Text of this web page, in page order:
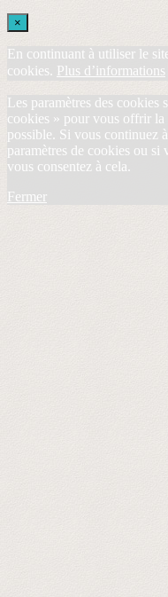
×
En continuant à utiliser le
cookies. Plus d’informations
Les paramètres des cookies
cookies » pour vous offrir
possible. Si vous continuez
paramètres de cookies ou
vous consentez à cela.
Fermer